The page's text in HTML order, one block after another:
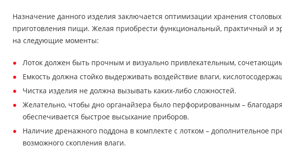
Назначение данного изделия заключается оптимизации хранения
приготовления пищи. Желая приобрести функциональный, практичный и
на следующие моменты:
Лоток должен быть прочным и визуально привлекательным,
Емкость должна стойко выдерживать воздействие влаги,
Чистка изделия не должна вызывать каких-либо сложностей.
Желательно, чтобы дно органайзера было перфорированным –
обеспечивается быстрое высыхание приборов.
Наличие дренажного поддона в комплекте с лотком – дополнительное
возможного скопления влаги.